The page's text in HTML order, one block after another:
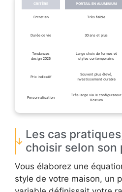
CRITÈRE PORTAIL EN ALUMINIUM
Entretien Très faible
Durée de vie 30 ans et plus
Tendances
design 2025
Large choix de formes et
styles contemporains
Prix indicatif
Souvent plus élevé,
investissement durable
Personnalisation
Très large via le configurateur
Kostum
Les cas
choisir selon
Vous élaborez une
style de votre maison, un